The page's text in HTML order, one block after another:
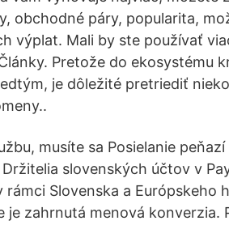
obchodné páry, popularita,
výplat. Mali by ste používať
Pretože do ekosystému
je dôležité pretriediť
musíte sa Posielanie
slovenských účtov v
Slovenska a Európskeho
je zahrnutá menová konverzia.